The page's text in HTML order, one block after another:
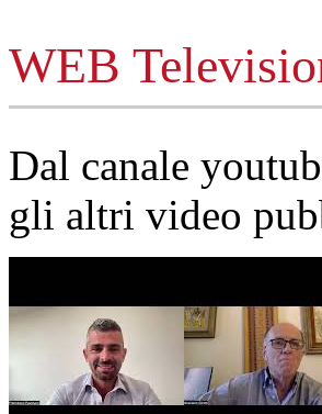
WEB
Dal canale
gli altri video